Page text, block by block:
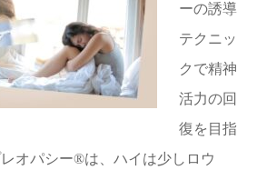
ーの誘導
テクニッ
クで精神
活力の回
復を目指
オパシー®︎は、ハイは少しロウ